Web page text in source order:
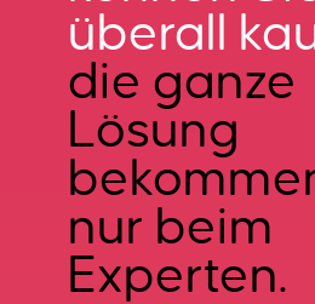
überall
die ganze
Lösung
nur beim
Experten.